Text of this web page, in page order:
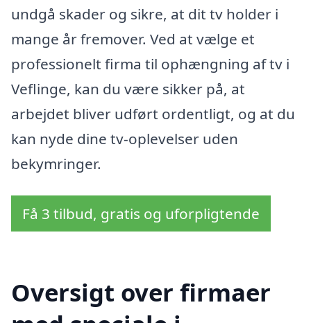
undgå skader og sikre, at dit tv holder i
mange år fremover. Ved at vælge et
professionelt firma til ophængning af tv i
Veflinge, kan du være sikker på, at
arbejdet bliver udført ordentligt, og at du
kan nyde dine tv-oplevelser uden
bekymringer.
Få 3 tilbud, gratis og uforpligtende
Oversigt over firmaer